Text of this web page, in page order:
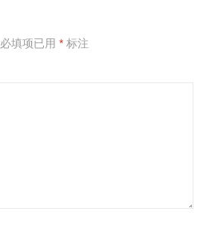
必填项已用 *标注